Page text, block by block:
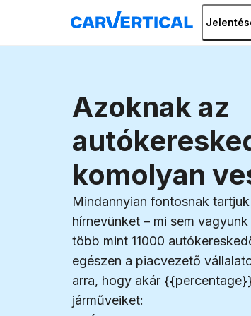
Azoknak az
komolyan
Mindannyian fontosnak
hírnevünket – mi sem
több mint 11000
egészen a piacvezető
arra, hogy akár
járműveiket: